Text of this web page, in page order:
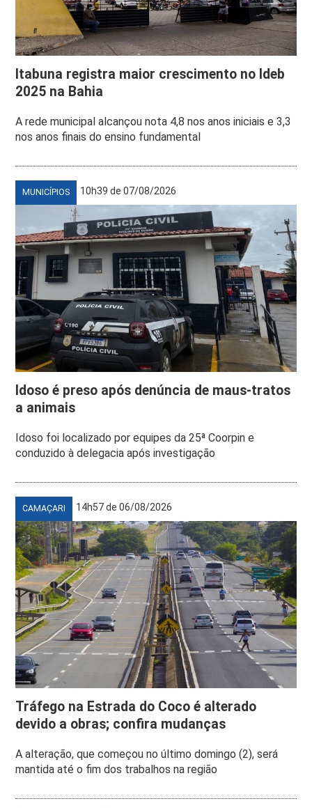
Itabuna registra maior crescimento no Ideb
2025 na Bahia
A rede municipal alcançou nota 4,8 nos anos iniciais e 3,3
nos anos finais do ensino fundamental
MUNICÍPIOS 10h39 de 07/08/2026
Idoso é preso após denúncia de maus-tratos
a animais
Idoso foi localizado por equipes da 25ª Coorpin e
conduzido à delegacia após investigação
CAMAÇARI 14h57 de 06/08/2026
Tráfego na Estrada do Coco é alterado
devido a obras; confira mudanças
A alteração, que começou no último domingo (2), será
mantida até o fim dos trabalhos na região